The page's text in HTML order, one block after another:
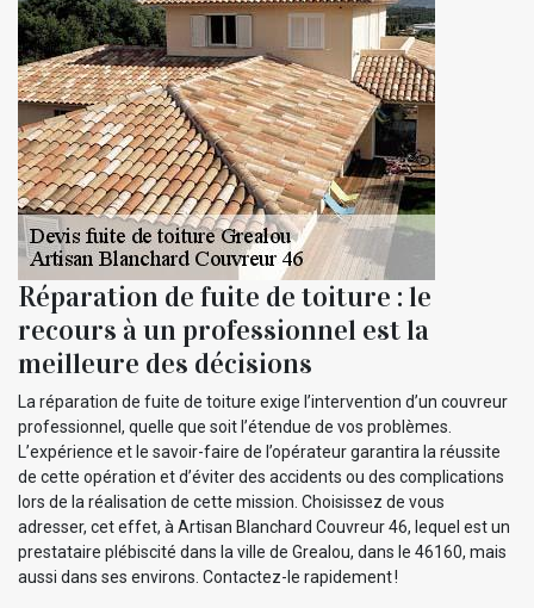
Réparation de fuite de toiture : le
recours à un professionnel est la
meilleure des décisions
La réparation de fuite de toiture exige l’intervention d’un couvreur
professionnel, quelle que soit l’étendue de vos problèmes.
L’expérience et le savoir-faire de l’opérateur garantira la réussite
de cette opération et d’éviter des accidents ou des complications
lors de la réalisation de cette mission. Choisissez de vous
adresser, cet effet, à Artisan Blanchard Couvreur 46, lequel est un
prestataire plébiscité dans la ville de Grealou, dans le 46160, mais
aussi dans ses environs. Contactez-le rapidement !